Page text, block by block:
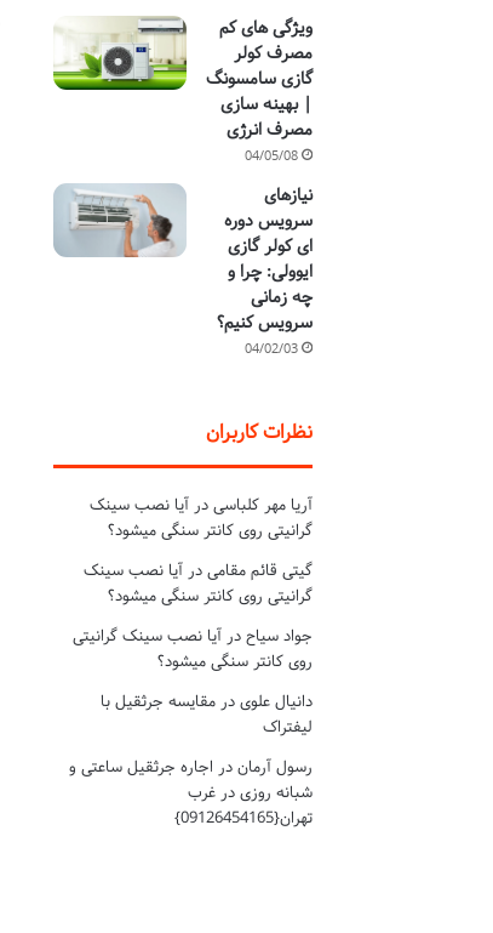
ویژگی های کم
مصرف کولر
گازی سامسونگ
| بهینه سازی
مصرف انرژی
04/05/08
نیازهای
سرویس دوره
ای کولر گازی
ایوولی: چرا و
چه زمانی
سرویس کنیم؟
04/02/03
نظرات کاربران
آریا مهر کلباسی درآیا نصب سینک
گرانیتی روی کانتر سنگی میشود؟
گیتی قائم مقامی درآیا نصب سینک
گرانیتی روی کانتر سنگی میشود؟
جواد سیاح درآیا نصب سینک گرانیتی
روی کانتر سنگی میشود؟
دانیال علوی درمقایسه جرثقیل با
لیفتراک
رسول آرمان در اجاره جرثقیل ساعتی و
شبانه روزی در غرب
تهران{09126454165}